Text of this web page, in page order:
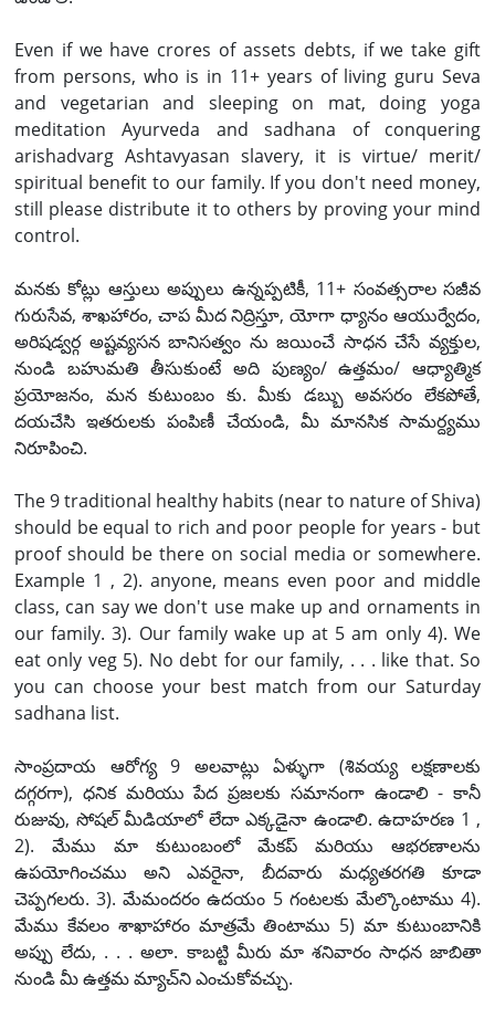
Even if we have crores of assets debts, if we take gift
from persons, who is in 11+ years of living guru Seva
and vegetarian and sleeping on mat, doing yoga
meditation Ayurveda and sadhana of conquering
arishadvarg Ashtavyasan slavery, it is virtue/ merit/
spiritual benefit to our family. If you don't need money,
still please distribute it to others by proving your mind
control.
మనకు కోట్లు ఆస్తులు అప్పులు ఉన్నప్పటికీ, 11+ సంవత్సరాల సజీవ
గురుసేవ, శాఖహారం, చాప మీద నిద్రిస్తూ, యోగా ధ్యానం ఆయుర్వేదం,
అరిషడ్వర్గ అష్టవ్యసన బానిసత్వం ను జయించే సాధన చేసే వ్యక్తుల,
నుండి బహుమతి తీసుకుంటే అది పుణ్యం/ ఉత్తమం/ ఆధ్యాత్మిక
ప్రయోజనం, మన కుటుంబం కు. మీకు డబ్బు అవసరం లేకపోతే,
దయచేసి ఇతరులకు పంపిణీ చేయండి, మీ మానసిక సామర్ద్యము
నిరూపించి.
The 9 traditional healthy habits (near to nature of Shiva)
should be equal to rich and poor people for years - but
proof should be there on social media or somewhere.
Example 1 , 2). anyone, means even poor and middle
class, can say we don't use make up and ornaments in
our family. 3). Our family wake up at 5 am only 4). We
eat only veg 5). No debt for our family, . . . like that. So
you can choose your best match from our Saturday
sadhana list.
సాంప్రదాయ ఆరోగ్య 9 అలవాట్లు ఏళ్ళుగా (శివయ్య లక్షణాలకు
దగ్గరగా), ధనిక మరియు పేద ప్రజలకు సమానంగా ఉండాలి - కానీ
రుజువు, సోషల్ మీడియాలో లేదా ఎక్కడైనా ఉండాలి. ఉదాహరణ 1 ,
2). మేము మా కుటుంబంలో మేకప్ మరియు ఆభరణాలను
ఉపయోగించము అని ఎవరైనా, బీదవారు మధ్యతరగతి కూడా
చెప్పగలరు. 3). మేమందరం ఉదయం 5 గంటలకు మేల్కొంటాము 4).
మేము కేవలం శాఖాహారం మాత్రమే తింటాము 5) మా కుటుంబానికి
అప్పు లేదు, . . . అలా. కాబట్టి మీరు మా శనివారం సాధన జాబితా
నుండి మీ ఉత్తమ మ్యాచ్‌ని ఎంచుకోవచ్చు.